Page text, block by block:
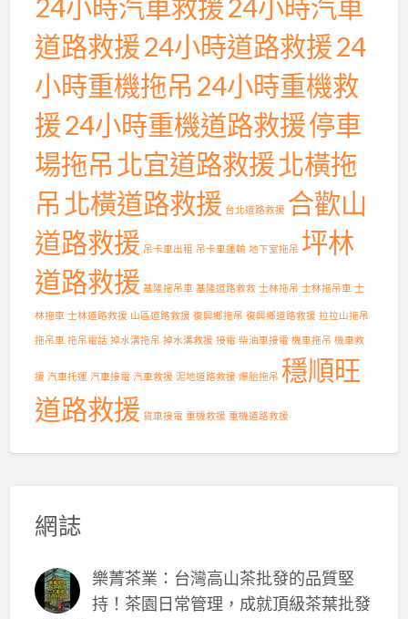
24小時汽車救援24小時汽車
道路救援24小時道路救援24
小時重機拖吊 24小時重機救
援24小時重機道路救援停車
場拖吊 北宜道路救援北橫拖
吊 北橫道路救援 台北道路救援 合歡山
道路救援 吊卡車出租 吊卡車運輸 地下室拖吊 坪林
道路救援 基隆拖吊車 基隆道路救救 士林拖吊 士林拖吊車 士
林拖車 士林道路救援 山區道路救援 復興鄉拖吊 復興鄉道路救援 拉拉山拖吊
拖吊車 拖吊電話 掉水溝拖吊 掉水溝救援 接電 柴油車接電 機車拖吊 機車救
援 汽車托運 汽車接電 汽車救援 泥地道路救援 爆胎拖吊 穩順旺
道路救援 貨車接電 重機救援 重機道路救援
網誌
樂菁茶業：台灣高山茶批發的品質堅
持！茶園日常管理，成就頂級茶葉批發